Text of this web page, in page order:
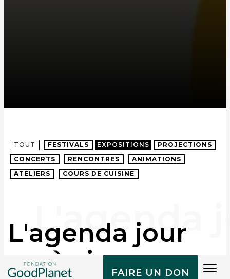
FAIRE UN DON
TOUT FESTIVALS EXPOSITIONS
PROJECTIONS
CONCERTS
RENCONTRES
ANIMATIONS
ATELIERS
COURS DE CUISINE
L'agenda jour
après jour